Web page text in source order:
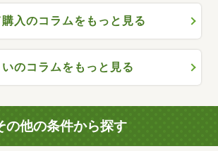
購入のコラムをもっと見る
のコラムをもっと見る
の他の条件から探す